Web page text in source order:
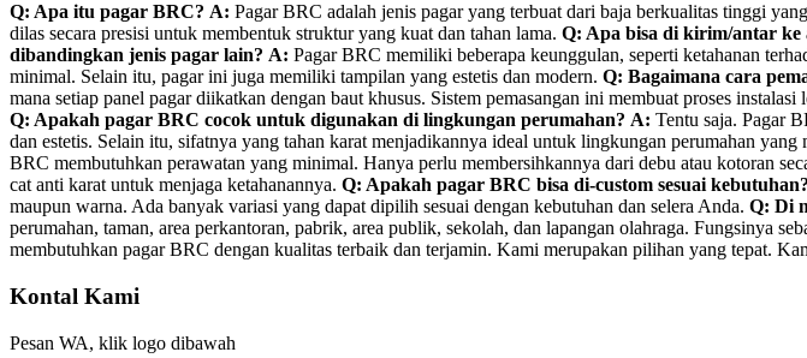
Q: Apa itu pagar BRC? A: Pagar BRC adalah jenis pagar yang terbuat dari baja berkualitas tinggi
dilas secara presisi untuk membentuk struktur yang kuat dan tahan lama. Q: Apa bisa di kirim/antar ke
dibandingkan jenis pagar lain? A: Pagar BRC memiliki beberapa keunggulan, seperti ketahanan
minimal. Selain itu, pagar ini juga memiliki tampilan yang estetis dan modern. Q: Bagaimana cara
mana setiap panel pagar diikatkan dengan baut khusus. Sistem pemasangan ini membuat proses
Q: Apakah pagar BRC cocok untuk digunakan di lingkungan perumahan? A: Tentu saja. Pagar
dan estetis. Selain itu, sifatnya yang tahan karat menjadikannya ideal untuk lingkungan perumahan yang
BRC membutuhkan perawatan yang minimal. Hanya perlu membersihkannya dari debu atau kotoran
cat anti karat untuk menjaga ketahanannya. Q: Apakah pagar BRC bisa di-custom sesuai kebutuhan?
maupun warna. Ada banyak variasi yang dapat dipilih sesuai dengan kebutuhan dan selera Anda. Q: Di
perumahan, taman, area perkantoran, pabrik, area publik, sekolah, dan lapangan olahraga. Fungsinya
membutuhkan pagar BRC dengan kualitas terbaik dan terjamin. Kami merupakan pilihan yang tepat.
Kontal Kami
Pesan WA, klik logo dibawah